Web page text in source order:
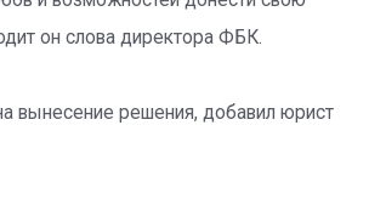
он слова директора ФБК.
вынесение решения, добавил юрист